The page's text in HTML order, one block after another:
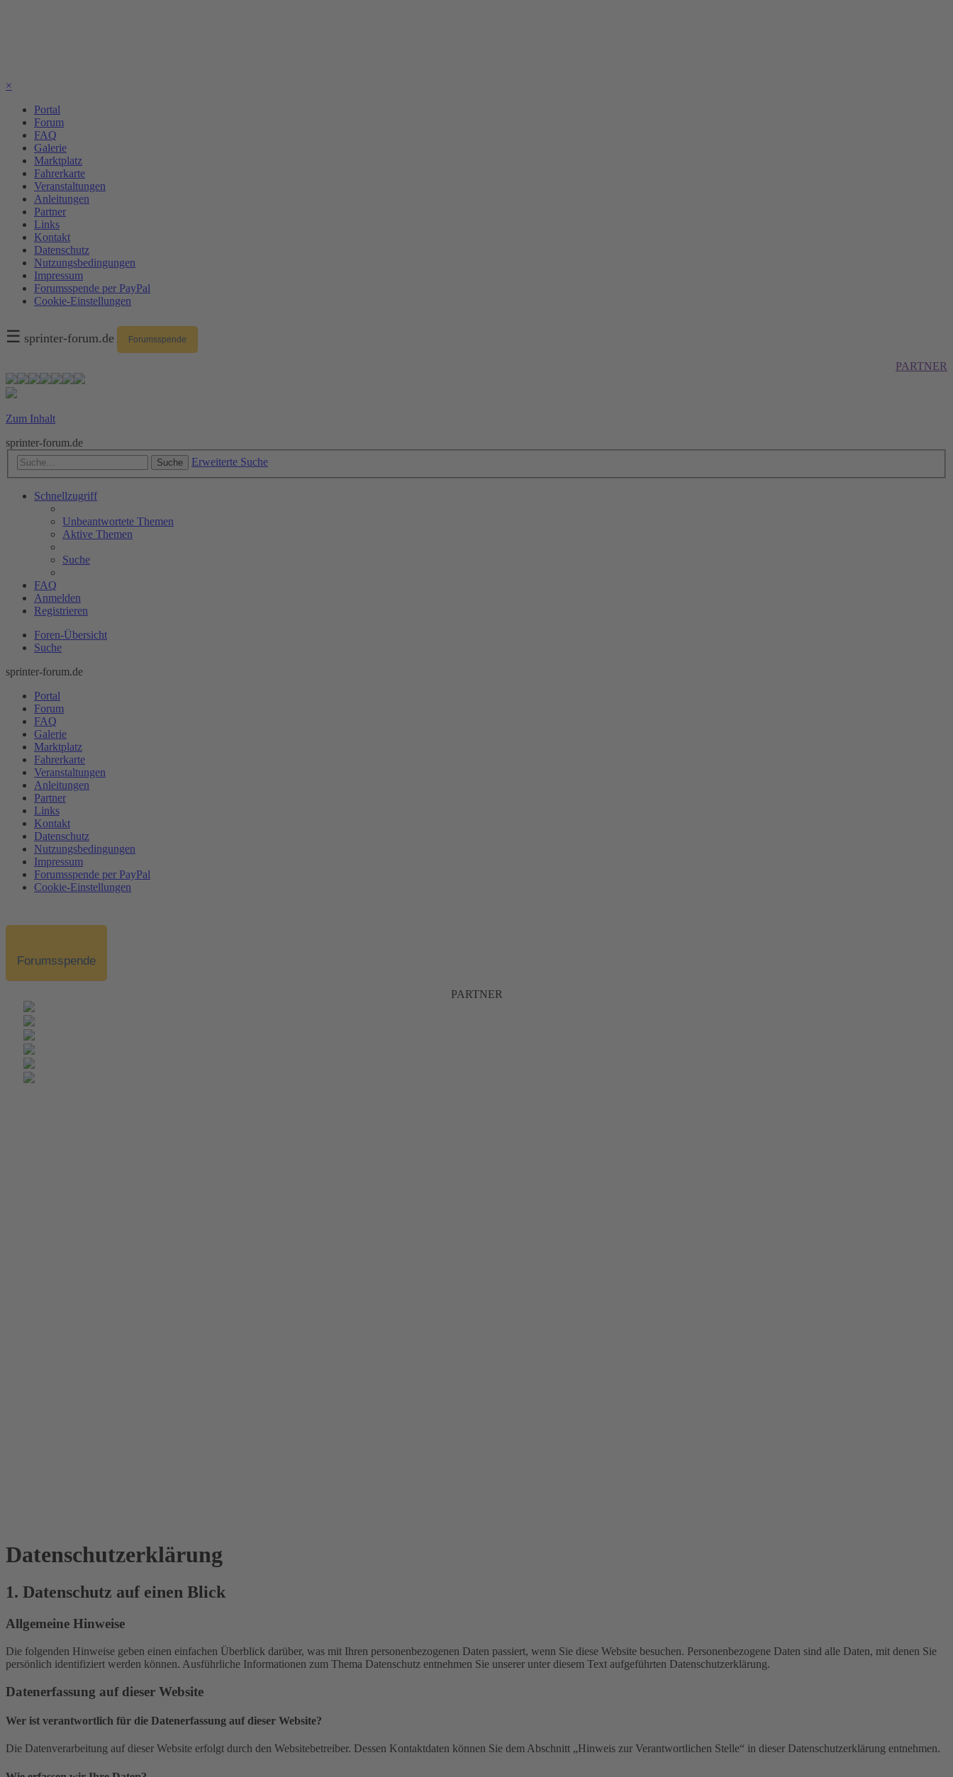
×
Portal
Forum
FAQ
Galerie
Marktplatz
Fahrerkarte
Veranstaltungen
Anleitungen
Partner
Links
Kontakt
Datenschutz
Nutzungsbedingungen
Impressum
Forumsspende per PayPal
Cookie-Einstellungen
☰ sprinter-forum.de Forumsspende
PARTNER
Zum Inhalt
sprinter-forum.de
Suche Erweiterte Suche
Schnellzugriff
Unbeantwortete Themen
Aktive Themen
Suche
FAQ
Anmelden
Registrieren
Foren-Übersicht
Suche
sprinter-forum.de
Portal
Forum
FAQ
Galerie
Marktplatz
Fahrerkarte
Veranstaltungen
Anleitungen
Partner
Links
Kontakt
Datenschutz
Nutzungsbedingungen
Impressum
Forumsspende per PayPal
Cookie-Einstellungen
Forumsspende
PARTNER
Datenschutz­erklärung
1. Datenschutz auf einen Blick
Allgemeine Hinweise
Die folgenden Hinweise geben einen einfachen Überblick darüber, was mit Ihren personenbezogenen Daten passiert, wenn Sie diese Website besuchen. Personenbezogene Daten sind alle Daten, mit denen Sie
persönlich identifiziert werden können. Ausführliche Informationen zum Thema Datenschutz entnehmen Sie unserer unter diesem Text aufgeführten Datenschutzerklärung.
Datenerfassung auf dieser Website
Wer ist verantwortlich für die Datenerfassung auf dieser Website?
Die Datenverarbeitung auf dieser Website erfolgt durch den Websitebetreiber. Dessen Kontaktdaten können Sie dem Abschnitt „Hinweis zur Verantwortlichen Stelle“ in dieser Datenschutzerklärung entnehmen.